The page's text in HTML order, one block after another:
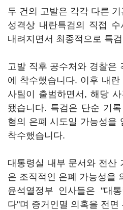
두 건의 고발은 각각 다른
성격상 내란특검의 직접 수
내려지면서 최종적으로 특
고발 직후 공수처와 경찰은
에 착수했습니다. 이후 내
사팀이 출범하면서, 해당
됐습니다. 특검은 단순 기
혐의 은폐 시도일 가능성을
착수했습니다.
대통령실 내부 문서와 전산
은 조직적인 은폐 가능성을
윤석열정부 인사들은 "대
다"며 증거인멸 의혹을 전면